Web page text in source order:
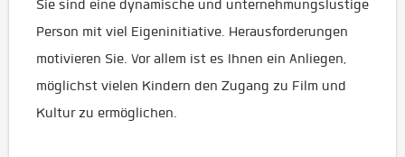
Sie sind eine dynamische und unternehmungslustige
Person mit viel Eigeninitiative. Herausforderungen
motivieren Sie. Vor allem ist es Ihnen ein Anliegen,
möglichst vielen Kindern den Zugang zu Film und
Kultur zu ermöglichen.